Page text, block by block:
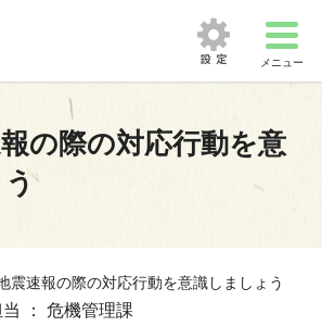
メニュー
の際の対応行動を意
震速報の際の対応行動を意識しましょう
当 ： 危機管理課